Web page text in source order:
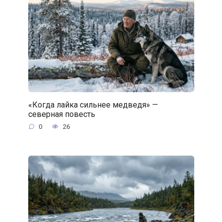
«Когда лайка сильнее медведя» —
северная повесть
0 26